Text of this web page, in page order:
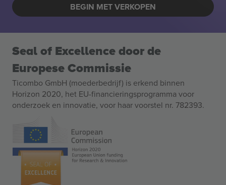
BEGIN MET VERKOPEN
Seal of Excellence door de
Europese Commissie
Ticombo GmbH (moederbedrijf) is erkend binnen
Horizon 2020, het EU-financieringsprogramma voor
onderzoek en innovatie, voor haar voorstel nr. 782393.